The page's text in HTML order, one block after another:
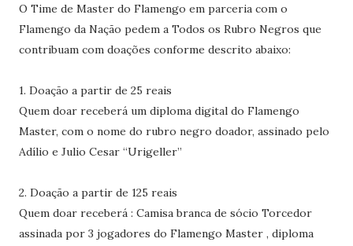
O Time de Master do Flamengo em parceria com o
Flamengo da Nação pedem a Todos os Rubro Negros que
contribuam com doações conforme descrito abaixo:
1. Doação a partir de 25 reais
Quem doar receberá um diploma digital do Flamengo
Master, com o nome do rubro negro doador, assinado pelo
Adílio e Julio Cesar “Urigeller”
2. Doação a partir de 125 reais
Quem doar receberá : Camisa branca de sócio Torcedor
assinada por 3 jogadores do Flamengo Master , diploma